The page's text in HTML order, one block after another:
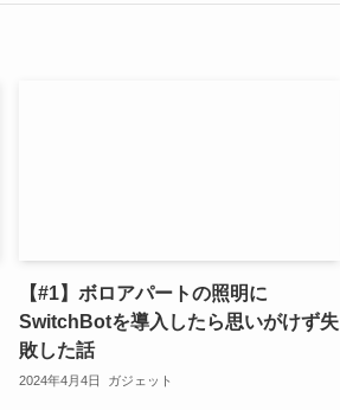
【#1】ボロアパートの照明に
SwitchBotを導入したら思いがけず失
敗した話
2024年4月4日 ガジェット